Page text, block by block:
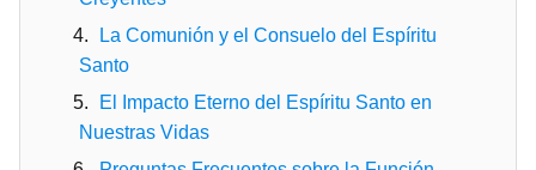
La Comunión y el Consuelo del Espíritu
Santo
El Impacto Eterno del Espíritu Santo en
Nuestras Vidas